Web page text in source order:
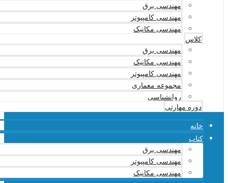
مهندسی برق
مهندسی کامپیوتر
مهندسی مکانیک
کلاس
مهندسی برق
مهندسی مکانیک
مهندسی کامپیوتر
مجموعه معماری
روانشناسی
دوره مهارتی
خانه
کتاب
مهندسی برق
مهندسی کامپیوتر
مهندسی مکانیک